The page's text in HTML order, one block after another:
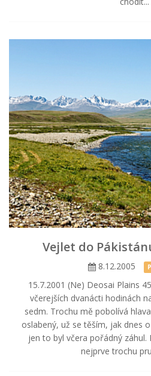
Vejlet do
8.12.2005
15.7.2001 (Ne) Deosai Plains
včerejších dvanácti hodinách
sedm. Trochu mě pobolívá
oslabený, už se těším, jak dnes
jen to byl včera pořádný
nejprve trochu